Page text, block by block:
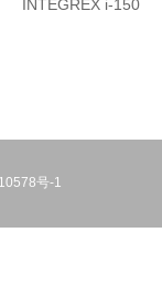
INTEGREX i-150
号-1